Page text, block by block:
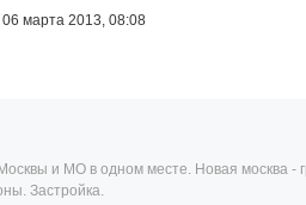
06 марта 2013, 08:08
и МО в одном месте. Новая москва
Застройка.